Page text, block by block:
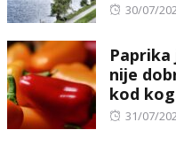
Posted
30/07/
nije
kod
Posted
31/07/